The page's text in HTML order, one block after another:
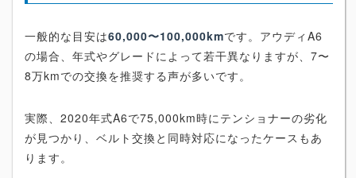
一般的な目安は60,000〜100,000kmです。アウディA6
の場合、年式やグレードによって若干異なりますが、7〜
8万kmでの交換を推奨する声が多いです。
実際、2020年式A6で75,000km時にテンショナーの劣化
が見つかり、ベルト交換と同時対応になったケースもあ
ります。